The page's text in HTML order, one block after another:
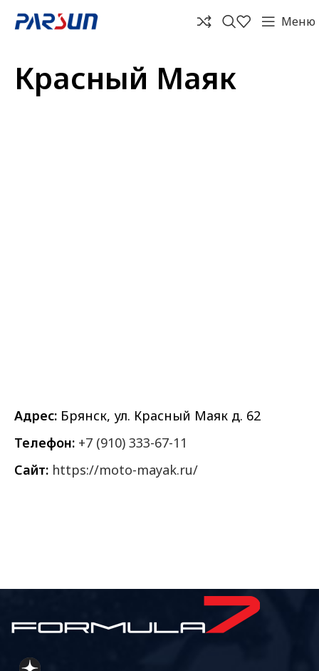
Меню
Красный Маяк
Адрес: Брянск, ул. Красный Маяк д. 62
Телефон: +7 (910) 333-67-11
Сайт: https://moto-mayak.ru/